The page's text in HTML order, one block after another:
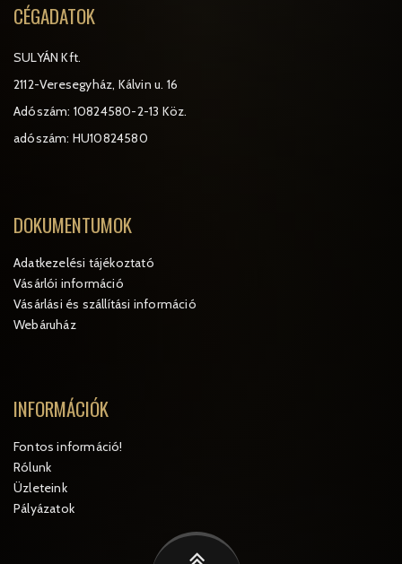
CÉGADATOK
SULYÁN Kft.
2112-Veresegyház, Kálvin u. 16
Adószám: 10824580-2-13 Köz.
adószám: HU10824580
DOKUMENTUMOK
Adatkezelési tájékoztató
Vásárlói információ
Vásárlási és szállítási információ
Webáruház
INFORMÁCIÓK
Fontos információ!
Rólunk
Üzleteink
Pályázatok